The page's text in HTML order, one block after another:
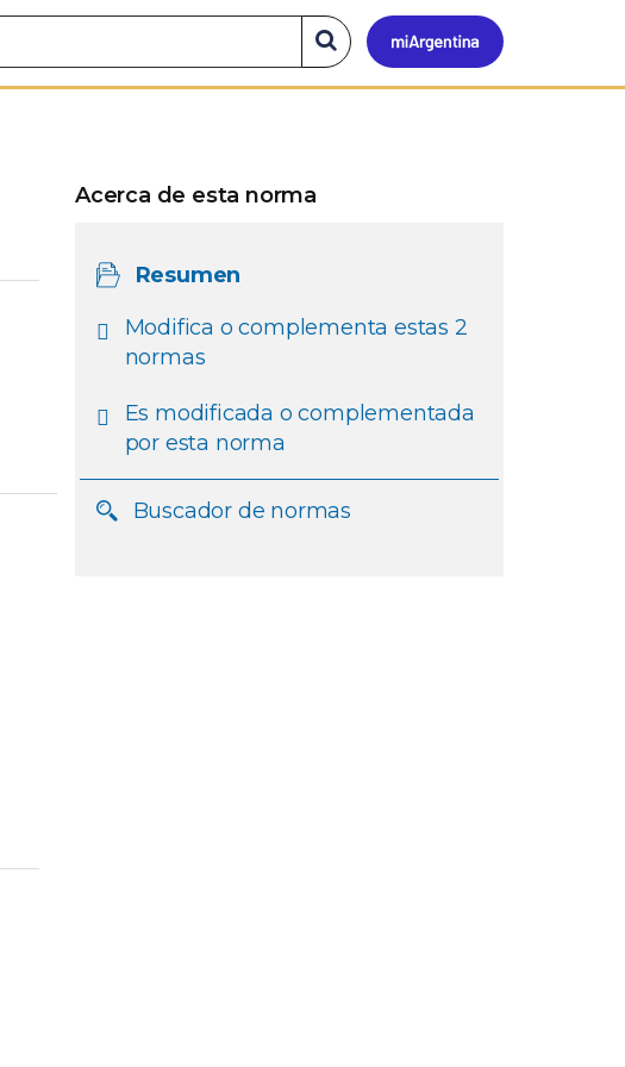
Mi
Buscar
en
el
Acerca de esta norma
Resumen
Modifica o complementa estas 2
normas
Es modificada o complementada
por esta norma
Buscador de normas